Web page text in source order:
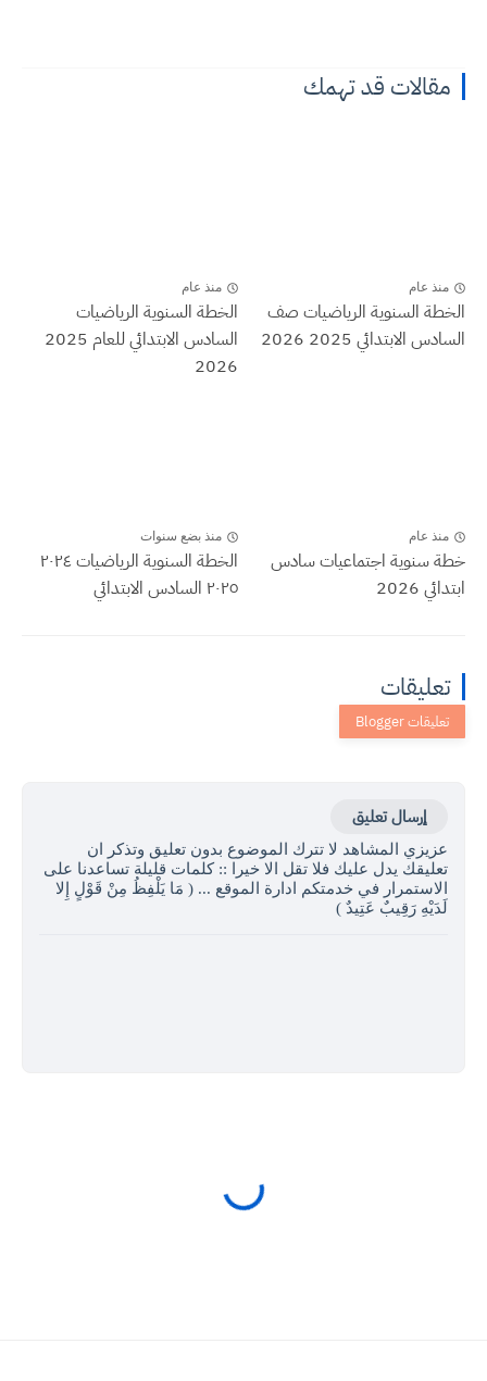
مقالات قد تهمك
منذ عام
الخطة السنوية الرياضيات صف
السادس الابتدائي 2025 2026
منذ عام
الخطة السنوية الرياضيات
السادس الابتدائي للعام 2025
2026
منذ عام
خطة سنوية اجتماعيات سادس
ابتدائي 2026
منذ بضع سنوات
الخطة السنوية الرياضيات ٢٠٢٤
٢٠٢٥ السادس الابتدائي
تعليقات
إرسال تعليق
عزيزي المشاهد لا تترك الموضوع بدون تعليق وتذكر ان
تعليقك يدل عليك فلا تقل الا خيرا :: كلمات قليلة تساعدنا على
الاستمرار في خدمتكم ادارة الموقع ... ( مَا يَلْفِظُ مِنْ قَوْلٍ إِلا
لَدَيْهِ رَقِيبٌ عَتِيدٌ )